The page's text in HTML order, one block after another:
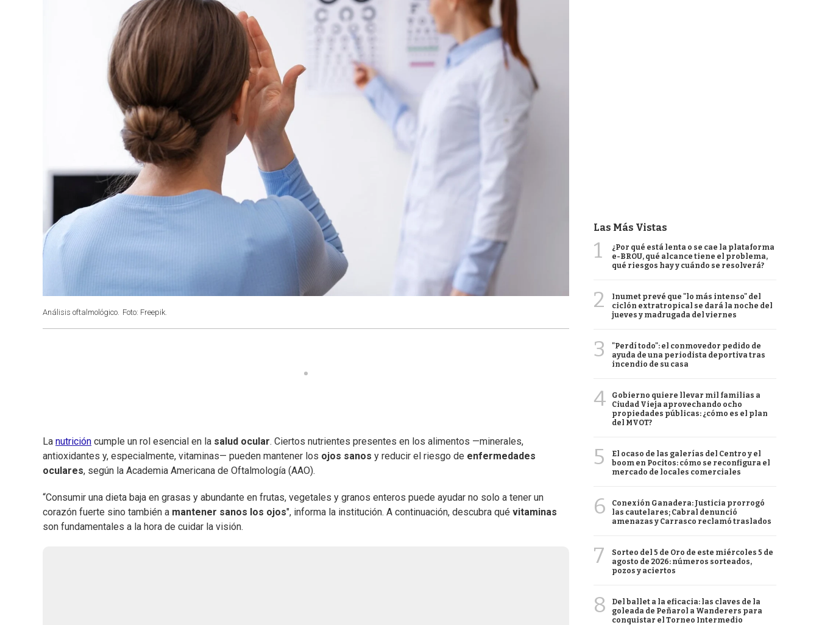
Análisis oftalmológico. Foto: Freepik.
La nutrición cumple un rol esencial en la salud ocular. Ciertos nutrientes presentes en los alimentos —minerales,
antioxidantes y, especialmente, vitaminas— pueden mantener los ojos sanos y reducir el riesgo de enfermedades
oculares, según la Academia Americana de Oftalmología (AAO).
“Consumir una dieta baja en grasas y abundante en frutas, vegetales y granos enteros puede ayudar no solo a tener un
corazón fuerte sino también a mantener sanos los ojos", informa la institución. A continuación, descubra qué vitaminas
son fundamentales a la hora de cuidar la visión.
Las Más Vistas
1
¿Por qué está lenta o se cae la plataforma
e-BROU, qué alcance tiene el problema,
qué riesgos hay y cuándo se resolverá?
2
Inumet prevé que "lo más intenso" del
ciclón extratropical se dará la noche del
jueves y madrugada del viernes
3
"Perdí todo": el conmovedor pedido de
ayuda de una periodista deportiva tras
incendio de su casa
4
Gobierno quiere llevar mil familias a
Ciudad Vieja aprovechando ocho
propiedades públicas: ¿cómo es el plan
del MVOT?
5
El ocaso de las galerías del Centro y el
boom en Pocitos: cómo se reconfigura el
mercado de locales comerciales
6
Conexión Ganadera: Justicia prorrogó
las cautelares; Cabral denunció
amenazas y Carrasco reclamó traslados
7
Sorteo del 5 de Oro de este miércoles 5 de
agosto de 2026: números sorteados,
pozos y aciertos
8
Del ballet a la eficacia: las claves de la
goleada de Peñarol a Wanderers para
conquistar el Torneo Intermedio